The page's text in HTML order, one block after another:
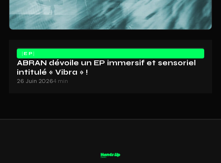
EP
ABRAN dévoile un EP immersif et sensoriel
intitulé « Vibra » !
26 Juin 20264 min